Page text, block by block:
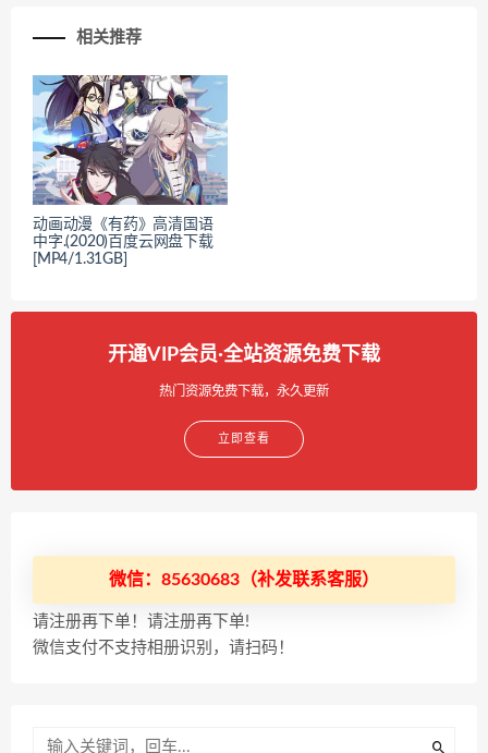
相关推荐
动画动漫《有药》高清国语
中字.(2020)百度云网盘下载
[MP4/1.31GB]
开通VIP会员·全站资源免费下载
热门资源免费下载，永久更新
立即查看
微信：85630683（补发联系客服）
请注册再下单！请注册再下单!
微信支付不支持相册识别，请扫码！